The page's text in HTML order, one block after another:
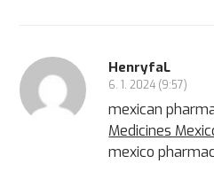
HenryfaL
6. 1. 2024 (9:57)
mexican
Medicines
mexico